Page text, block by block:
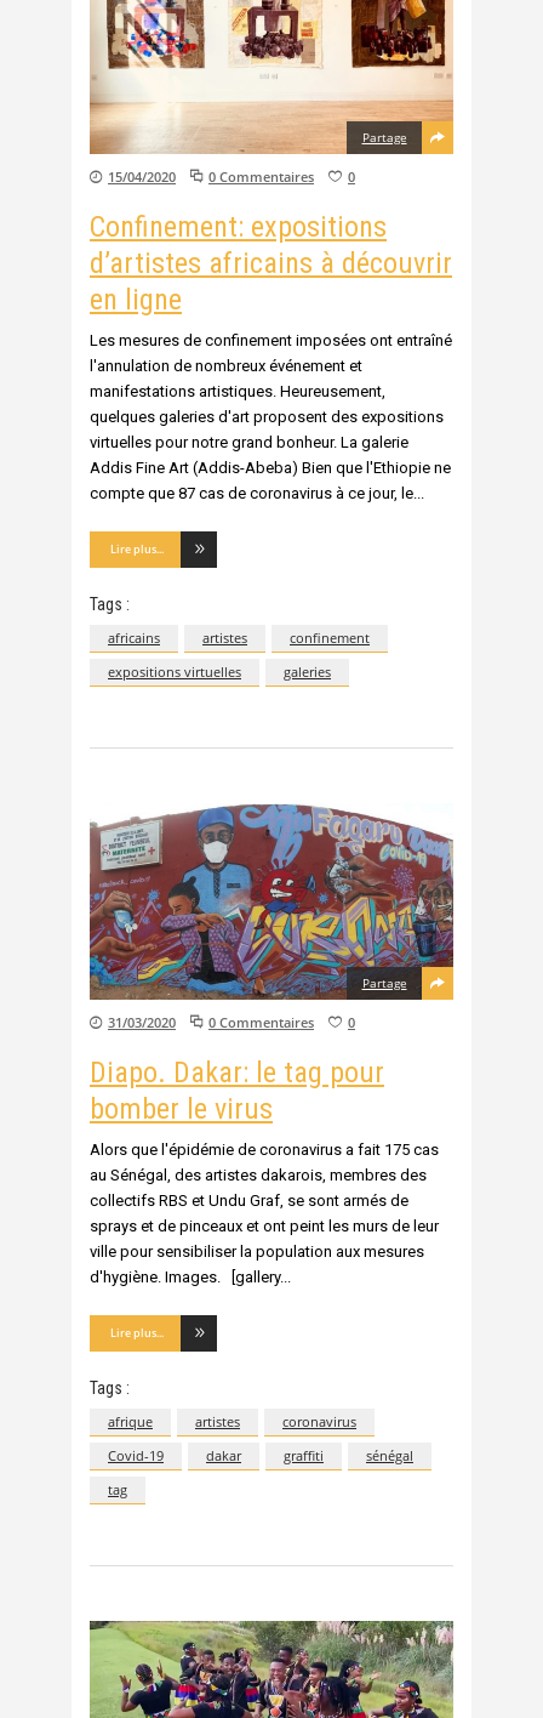
Partage
15/04/2020 0 Commentaires 0
Confinement: expositions
d’artistes africains à découvrir
en ligne
Les mesures de confinement imposées ont entraîné
l'annulation de nombreux événement et
manifestations artistiques. Heureusement,
quelques galeries d'art proposent des expositions
virtuelles pour notre grand bonheur. La galerie
Addis Fine Art (Addis-Abeba) Bien que l'Ethiopie ne
compte que 87 cas de coronavirus à ce jour, le
Lire plus...
Tags :
africains artistes
confinement
expositions virtuelles
galeries
Partage
31/03/2020 0 Commentaires 0
Diapo. Dakar: le tag pour
bomber le virus
Alors que l'épidémie de coronavirus a fait 175 cas
au Sénégal, des artistes dakarois, membres des
collectifs RBS et Undu Graf, se sont armés de
sprays et de pinceaux et ont peint les murs de leur
ville pour sensibiliser la population aux mesures
d'hygiène. Images. [gallery
Lire plus...
Tags :
afrique artistes
coronavirus
Covid-19
dakar graffiti
sénégal
tag